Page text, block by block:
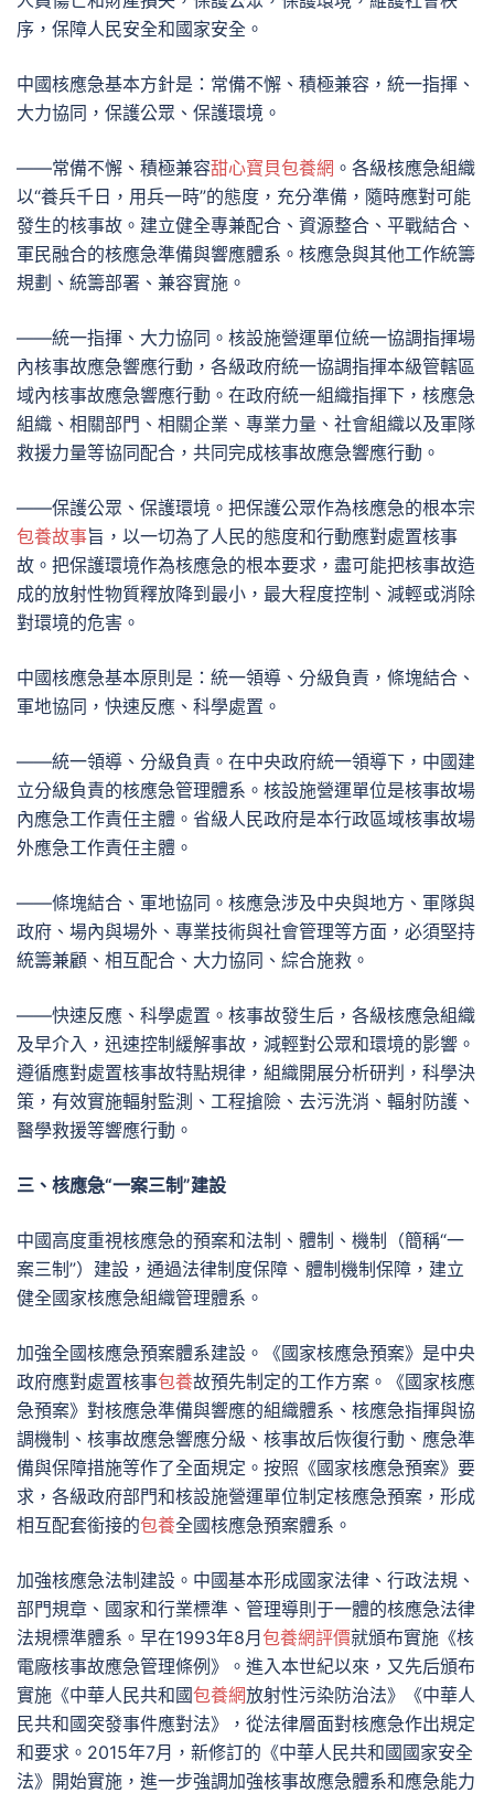
序，保障人民安全和國家安全。
中國核應急基本方針是：常備不懈、積極兼容，統一指揮、
大力協同，保護公眾、保護環境。
——常備不懈、積極兼容甜心寶貝包養網 。各級核應急組織
以“養兵千日，用兵一時”的態度，充分準備，隨時應對可能
發生的核事故。建立健全專兼配合、資源整合、平戰結合、
軍民融合的核應急準備與響應體系。核應急與其他工作統籌
規劃、統籌部署、兼容實施。
——統一指揮、大力協同。核設施營運單位統一協調指揮場
內核事故應急響應行動，各級政府統一協調指揮本級管轄區
域內核事故應急響應行動。在政府統一組織指揮下，核應急
組織、相關部門、相關企業、專業力量、社會組織以及軍隊
救援力量等協同配合，共同完成核事故應急響應行動。
——保護公眾、保護環境。把保護公眾作為核應急的根本宗
包養故事旨，以一切為了人民的態度和行動應對處置核事
故。把保護環境作為核應急的根本要求，盡可能把核事故造
成的放射性物質釋放降到最小，最大程度控制、減輕或消除
對環境的危害。
中國核應急基本原則是：統一領導、分級負責，條塊結合、
軍地協同，快速反應、科學處置。
——統一領導、分級負責。在中央政府統一領導下，中國建
立分級負責的核應急管理體系。核設施營運單位是核事故場
內應急工作責任主體。省級人民政府是本行政區域核事故場
外應急工作責任主體。
——條塊結合、軍地協同。核應急涉及中央與地方、軍隊與
政府、場內與場外、專業技術與社會管理等方面，必須堅持
統籌兼顧、相互配合、大力協同、綜合施救。
——快速反應、科學處置。核事故發生后，各級核應急組織
及早介入，迅速控制緩解事故，減輕對公眾和環境的影響。
遵循應對處置核事故特點規律，組織開展分析研判，科學決
策，有效實施輻射監測、工程搶險、去污洗消、輻射防護、
醫學救援等響應行動。
三、核應急“一案三制”建設
中國高度重視核應急的預案和法制、體制、機制（簡稱“一
案三制”）建設，通過法律制度保障、體制機制保障，建立
健全國家核應急組織管理體系。
加強全國核應急預案體系建設。《國家核應急預案》是中央
政府應對處置核事包養故預先制定的工作方案。《國家核應
急預案》對核應急準備與響應的組織體系、核應急指揮與協
調機制、核事故應急響應分級、核事故后恢復行動、應急準
備與保障措施等作了全面規定。按照《國家核應急預案》要
求，各級政府部門和核設施營運單位制定核應急預案，形成
相互配套銜接的包養全國核應急預案體系。
加強核應急法制建設。中國基本形成國家法律、行政法規、
部門規章、國家和行業標準、管理導則于一體的核應急法律
法規標準體系。早在1993年8月 包養網評價就頒布實施《核
電廠核事故應急管理條例》。進入本世紀以來，又先后頒布
實施《中華人民共和國包養網放射性污染防治法》《中華人
民共和國突發事件應對法》，從法律層面對核應急作出規定
和要求。2015年7月，新修訂的《中華人民共和國國家安全
法》開始實施，進一步強調加強核事故應急體系和應急能力